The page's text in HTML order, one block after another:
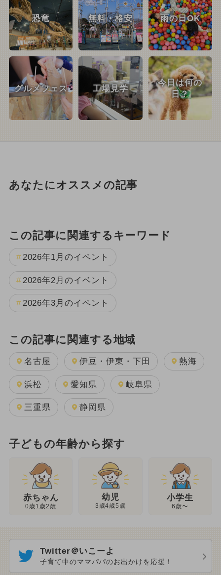
恐竜 無料・格安 雨の日OK
グルメフェス 工場見学
今日は何の
日？
あなたにオススメの記事
この記事に関連するキーワード
2026年1月のイベント
2026年2月のイベント
2026年3月のイベント
この記事に関連する地域
名古屋 伊豆・伊東・下田 熱海
浜松 愛知県 岐阜県
三重県 静岡県
子どもの年齢から探す
赤ちゃん
0歳1歳2歳
幼児
3歳4歳5歳
小学生
6歳〜
Twitter＠いこーよ
子育て中のママパパのお出かけを応援！